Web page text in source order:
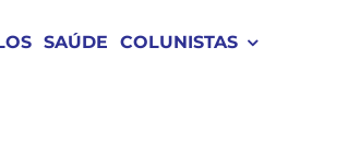
SAÚDE COLUNISTAS